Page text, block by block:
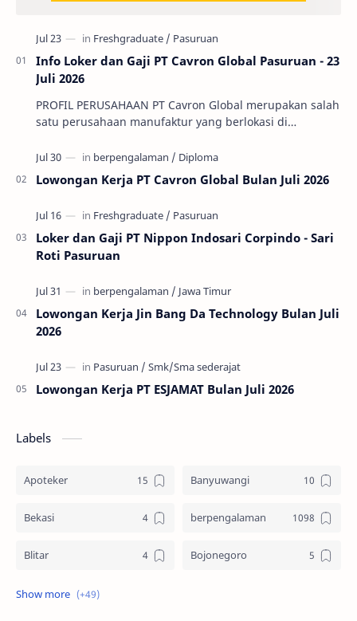
Info Loker dan Gaji PT Cavron Global Pasuruan - 23
Juli 2026
PROFIL PERUSAHAAN PT Cavron Global merupakan salah
satu perusahaan manufaktur yang berlokasi di
berge…
Lowongan Kerja PT Cavron Global Bulan Juli 2026
Loker dan Gaji PT Nippon Indosari Corpindo - Sari
Roti Pasuruan
Lowongan Kerja Jin Bang Da Technology Bulan Juli
2026
Lowongan Kerja PT ESJAMAT Bulan Juli 2026
Labels
Apoteker Banyuwangi
Bekasi berpengalaman
Blitar Bojonegoro
Bondowoso